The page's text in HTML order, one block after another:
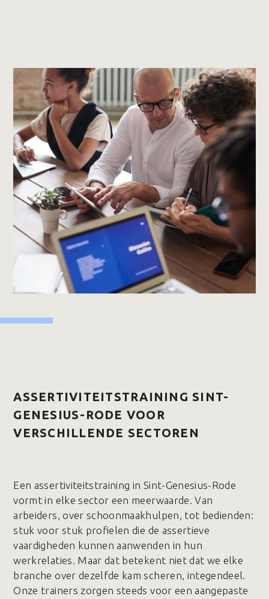
ASSERTIVITEITSTRAINING SINT-
GENESIUS-RODE VOOR
VERSCHILLENDE SECTOREN
Een assertiviteitstraining in Sint-Genesius-Rode
vormt in elke sector een meerwaarde. Van
arbeiders, over schoonmaakhulpen, tot bedienden:
stuk voor stuk profielen die de assertieve
vaardigheden kunnen aanwenden in hun
werkrelaties. Maar dat betekent niet dat we elke
branche over dezelfde kam scheren, integendeel.
Onze trainers zorgen steeds voor een aangepaste